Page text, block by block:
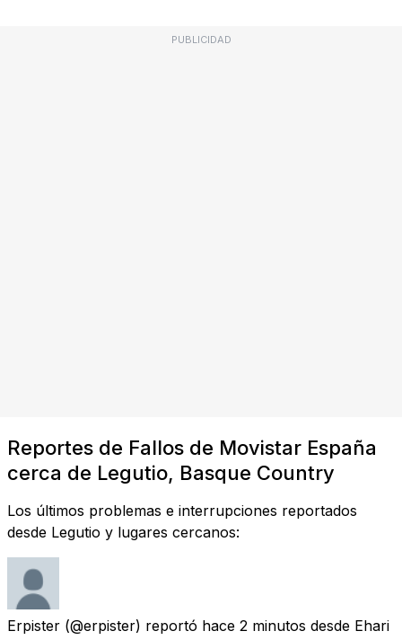
PUBLICIDAD
Reportes de Fallos de Movistar España
cerca de Legutio, Basque Country
Los últimos problemas e interrupciones reportados
desde Legutio y lugares cercanos:
Erpister (@erpister) reportó hace 2 minutos desde Ehari